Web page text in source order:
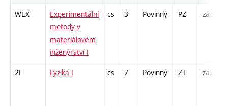
WEX
Experimentální
metody v
materiálovém
inženýrství I
cs 3 Povinný PZ zá,zk
2F Fyzika I cs 7 Povinný ZT zá,zk